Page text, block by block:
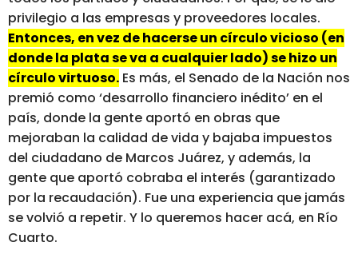
privilegio a las empresas y proveedores locales.
Entonces, en vez de hacerse un círculo vicioso (en
donde la plata se va a cualquier lado) se hizo un
círculo virtuoso. Es más, el Senado de la Nación nos
premió como ‘desarrollo financiero inédito’ en el
país, donde la gente aportó en obras que
mejoraban la calidad de vida y bajaba impuestos
del ciudadano de Marcos Juárez, y además, la
gente que aportó cobraba el interés (garantizado
por la recaudación). Fue una experiencia que jamás
se volvió a repetir. Y lo queremos hacer acá, en Río
Cuarto.